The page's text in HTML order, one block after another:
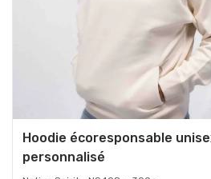
Hoodie écoresponsable
personnalisé